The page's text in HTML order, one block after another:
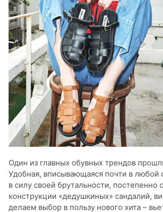
Один из главных обувных трендов
Удобная, вписывающаяся почти в
в силу своей брутальности,
конструкции «дедушкиных» сандалий,
делаем выбор в пользу нового хита –